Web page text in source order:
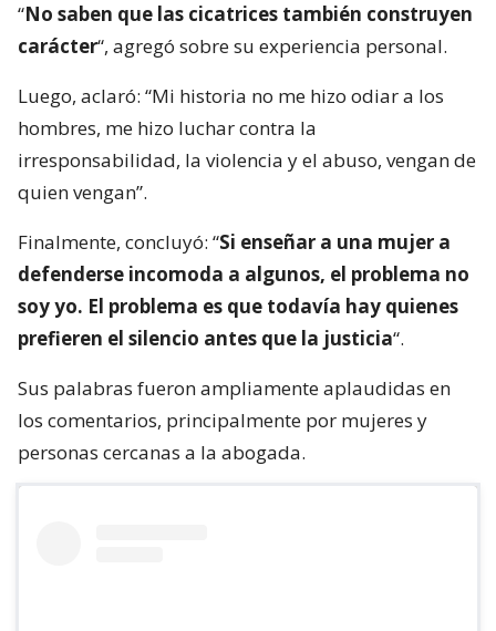
“No saben que las cicatrices también construyen
carácter“, agregó sobre su experiencia personal.
Luego, aclaró: “Mi historia no me hizo odiar a los
hombres, me hizo luchar contra la
irresponsabilidad, la violencia y el abuso, vengan de
quien vengan”.
Finalmente, concluyó: “Si enseñar a una mujer a
defenderse incomoda a algunos, el problema no
soy yo. El problema es que todavía hay quienes
prefieren el silencio antes que la justicia“.
Sus palabras fueron ampliamente aplaudidas en
los comentarios, principalmente por mujeres y
personas cercanas a la abogada.